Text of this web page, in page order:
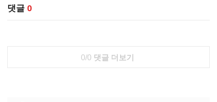
댓글 0
0/0 댓글 더보기